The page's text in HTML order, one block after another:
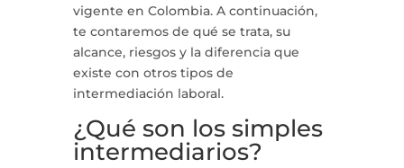
vigente en Colombia. A continuación,
te contaremos de qué se trata, su
alcance, riesgos y la diferencia que
existe con otros tipos de
intermediación laboral.
¿Qué son los simples
intermediarios?